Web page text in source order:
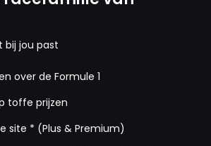
bij jou past
over de Formule 1
toffe prijzen
site * (Plus & Premium)